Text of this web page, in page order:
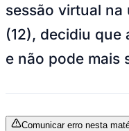
sessão virtual
(12), decidiu que
e não pode mais
Comunicar erro nesta